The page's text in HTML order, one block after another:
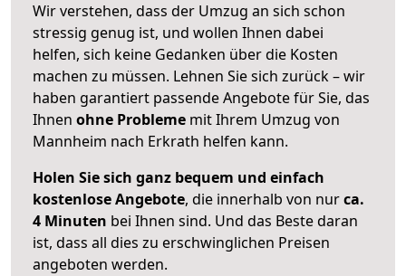
Wir verstehen, dass der Umzug an sich schon
stressig genug ist, und wollen Ihnen dabei
helfen, sich keine Gedanken über die Kosten
machen zu müssen. Lehnen Sie sich zurück – wir
haben garantiert passende Angebote für Sie, das
Ihnen ohne Probleme mit Ihrem Umzug von
Mannheim nach Erkrath helfen kann.
Holen Sie sich ganz bequem und einfach
kostenlose Angebote, die innerhalb von nurca.
4 Minuten bei Ihnen sind. Und das Beste daran
ist, dass all dies zu erschwinglichen Preisen
angeboten werden.